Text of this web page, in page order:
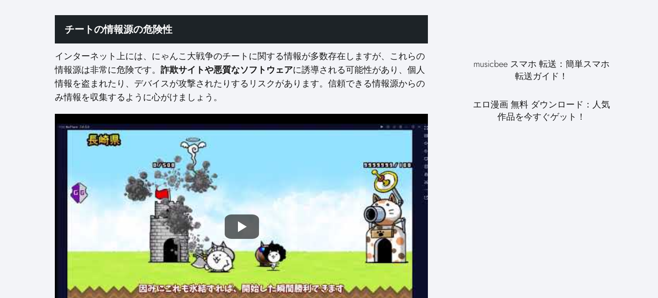
チートの情報源の危険性
インターネット上には、にゃんこ大戦争のチートに関する情報が多数存在しますが、これらの
情報源は非常に危険です。 詐欺サイトや悪質なソフトウェアに誘導される可能性があり、個人
情報を盗まれたり、デバイスが攻撃されたりするリスクがあります。信頼できる情報源からの
み情報を収集するように心がけましょう。
musicbee スマホ 転送：簡単スマホ
転送ガイド！
エロ漫画 無料 ダウンロード：人気
作品を今すぐゲット！